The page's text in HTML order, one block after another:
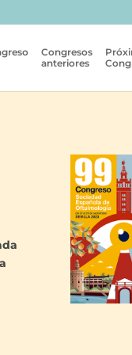
Congresos
anteriores